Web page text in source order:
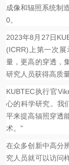
成像和辐照系统制
0。
2023年8月27日
(ICRR)上第一次
量，更高的穿透，
研究人员获得高质
KUBTEC执行官
心的科学研究。我
平来提高辐照穿透
术。"
在众多创新中高分
究人员就可以访问